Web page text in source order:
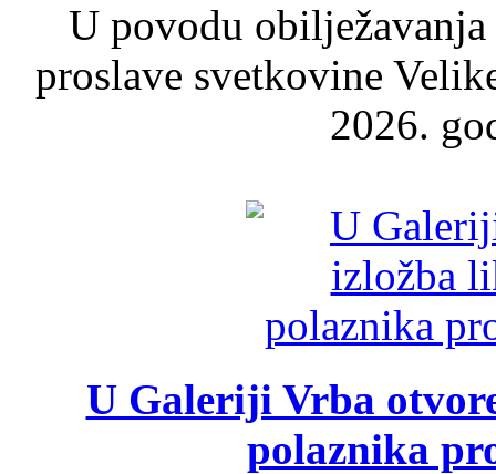
U povodu
proslave svetkovine
2026.
U Galeriji Vrba
polaznika